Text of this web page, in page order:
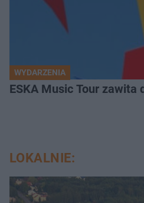
WYDARZENIA
ESKA Music Tour
LOKALNIE: